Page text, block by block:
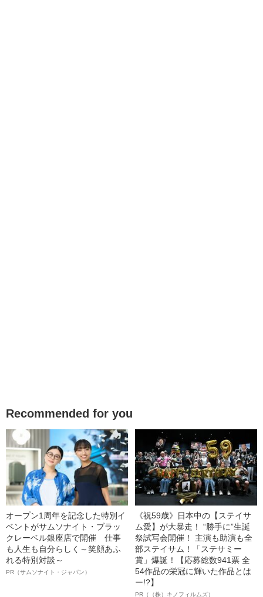
Recommended for you
オープン1周年を記念した特別イ
ベントがサムソナイト・ブラッ
クレーベル銀座店で開催 仕事
も人生も自分らしく～笑顔あふ
れる特別対談～
PR（サムソナイト・ジャパン）
《祝59歳》日本中の【ステイサ
ム愛】が大暴走！ “勝手に”生誕
祭試写会開催！ 主演も助演も全
部ステイサム！「ステサミー
賞」爆誕！【応募総数941票 全
54作品の栄冠に輝いた作品とは
ー!?】
PR（（株）キノフィルムズ）